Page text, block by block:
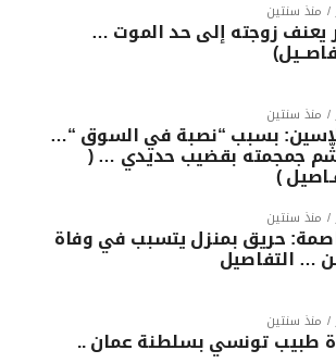
منذ سنتين
يعنف زوجته إلى حد الموت …
منذ سنتين
بسبب “نصبة في السوق “…
جمجمته بقضيب حديدي … (
)
منذ سنتين
حريق بمنزل يتسبب في وفاة
… التفاصيل
منذ سنتين
طبيب تونسي بسلطنة عمان ..